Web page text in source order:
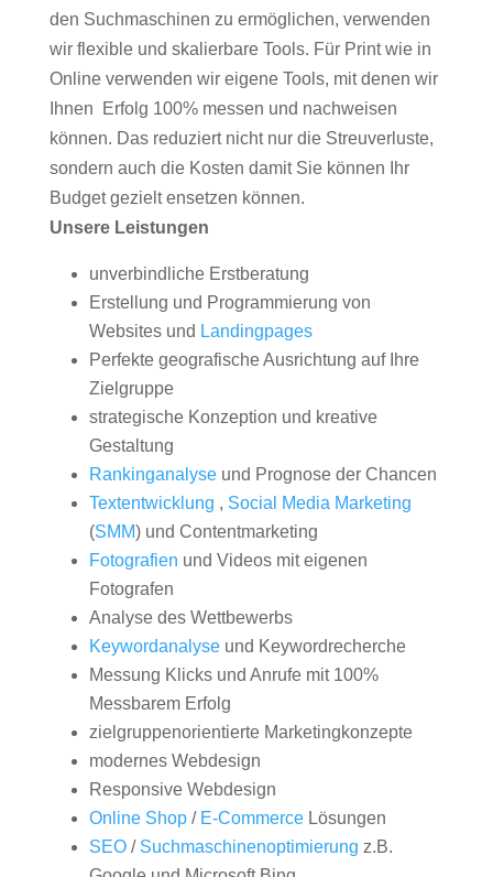
den Suchmaschinen zu ermöglichen, verwenden
wir flexible und skalierbare Tools. Für Print wie in
Online verwenden wir eigene Tools, mit denen wir
Ihnen Erfolg 100% messen und nachweisen
können. Das reduziert nicht nur die Streuverluste,
sondern auch die Kosten damit Sie können Ihr
Budget gezielt ensetzen können.
Unsere Leistungen
unverbindliche Erstberatung
Erstellung und Programmierung von
Websites und Landingpages
Perfekte geografische Ausrichtung auf Ihre
Zielgruppe
strategische Konzeption und kreative
Gestaltung
Rankinganalyseund Prognose der Chancen
Textentwicklung , Social Media Marketing
(SMM) und Contentmarketing
Fotografien und Videos mit eigenen
Fotografen
Analyse des Wettbewerbs
Keywordanalyseund Keywordrecherche
Messung Klicks und Anrufe mit 100%
Messbarem Erfolg
zielgruppenorientierte Marketingkonzepte
modernes Webdesign
Responsive Webdesign
Online Shop/ E-CommerceLösungen
SEO/ Suchmaschinenoptimierung z.B.